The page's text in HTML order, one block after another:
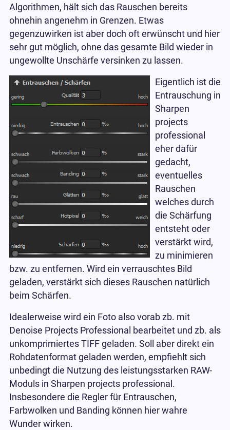
Algorithmen, hält sich das Rauschen bereits
ohnehin angenehm in Grenzen. Etwas
gegenzuwirken ist aber doch oft erwünscht und hier
sehr gut möglich, ohne das gesamte Bild wieder in
ungewollte Unschärfe versinken zu lassen.
Eigentlich ist die
Entrauschung in
Sharpen
projects
professional
eher dafür
gedacht,
eventuelles
Rauschen
welches durch
die Schärfung
entsteht oder
verstärkt wird,
zu minimieren
bzw. zu entfernen. Wird ein verrauschtes Bild
geladen, verstärkt sich dieses Rauschen natürlich
beim Schärfen.
Idealerweise wird ein Foto also vorab zb. mit
Denoise Projects Professional bearbeitet und zb. als
unkomprimiertes TIFF geladen. Soll aber direkt ein
Rohdatenformat geladen werden, empfiehlt sich
unbedingt die Nutzung des leistungsstarken RAW-
Moduls in Sharpen projects professional.
Insbesondere die Regler für Entrauschen,
Farbwolken und Banding können hier wahre
Wunder wirken.